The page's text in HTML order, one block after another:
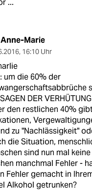
...
Anne-Marie
, 16:10 Uhr
um die 60% der
DER
den restlichen 40%
zu "Nachlässigkeit"
die Situation,
sind nun mal
manchmal Fehler -
Fehler gemacht in
Alkohol getrunken?